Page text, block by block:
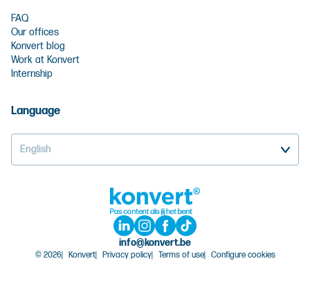
FAQ
Our offices
Konvert blog
Work at Konvert
Internship
Language
English
info@konvert.be
© 2026 Konvert Privacy policy Terms of use Configure cookies